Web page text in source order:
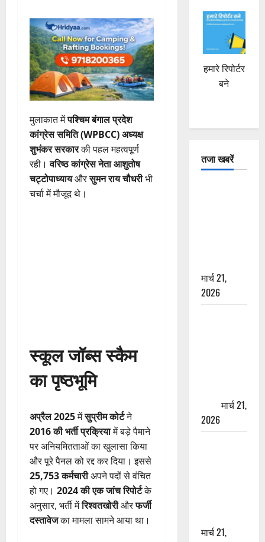
मुलाकात मेंपश्चिम बंगाल प्रदेश
कांग्रेस समिति (WPBCC) अध्यक्ष
शुभंकर सरकारकी पहल महत्वपूर्ण
रही।वरिष्ठ कांग्रेस नेता आशुतोष
चट्टोपाध्यायऔरसुमन राय चौधरीभी
चर्चा में मौजूद थे।
स्कूल जॉब्स स्कैम
का पृष्ठभूमि
अप्रैल 2025मेंसुप्रीम कोर्टने
2016 की भर्ती प्रक्रियामें बड़े पैमाने
पर अनियमितताओं का खुलासा किया
और पूरे पैनल को रद्द कर दिया। इससे
25,753 कर्मचारीअपने पदों से वंचित
हो गए। 2024 की एक जांच रिपोर्टके
अनुसार, भर्ती मेंरिश्वतखोरीऔरफर्जी
दस्तावेजका मामला सामने आया था।
हमारे रिपोर्टर
बने
तजा खबरें
मार्च 21,
2026
मार्च 21,
2026
मार्च 21,